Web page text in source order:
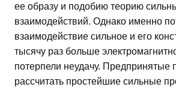
ее образу и подобию теорию
взаимодействий. Однако именно
взаимодействие сильное и его
тысячу раз больше
потерпели неудачу. Предпринятые
рассчитать простейшие сильные